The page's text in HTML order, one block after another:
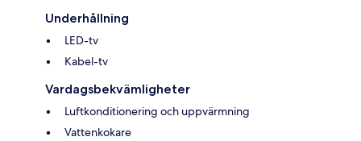
Underhållning
LED-tv
Kabel-tv
Vardagsbekvämligheter
Luftkonditionering och uppvärmning
Vattenkokare